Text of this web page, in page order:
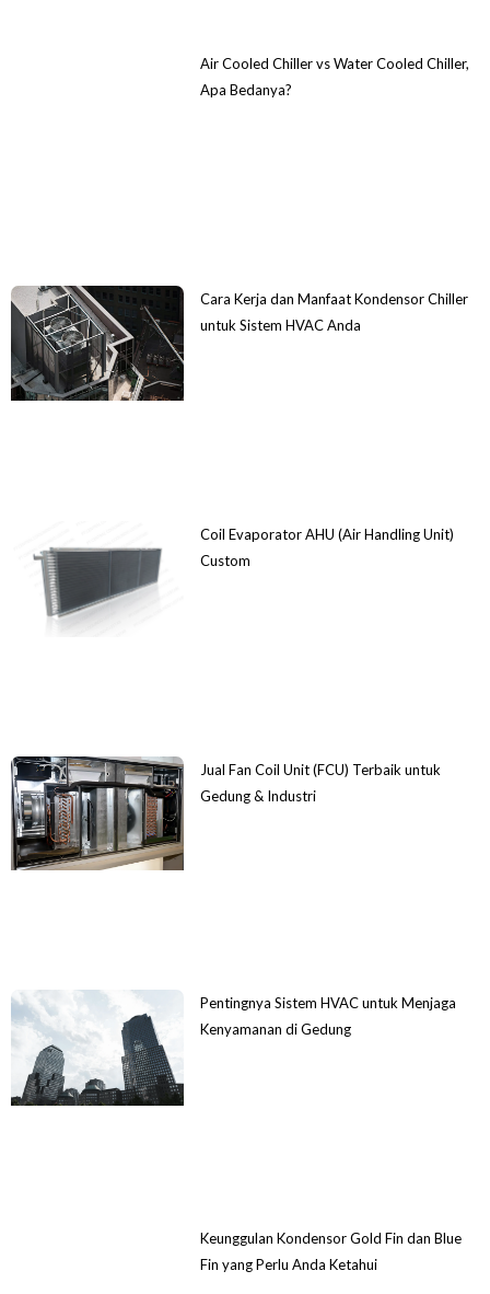
Air Cooled Chiller vs Water Cooled Chiller,
Apa Bedanya?
Cara Kerja dan Manfaat Kondensor Chiller
untuk Sistem HVAC Anda
Coil Evaporator AHU (Air Handling Unit)
Custom
Jual Fan Coil Unit (FCU) Terbaik untuk
Gedung & Industri
Pentingnya Sistem HVAC untuk Menjaga
Kenyamanan di Gedung
Keunggulan Kondensor Gold Fin dan Blue
Fin yang Perlu Anda Ketahui